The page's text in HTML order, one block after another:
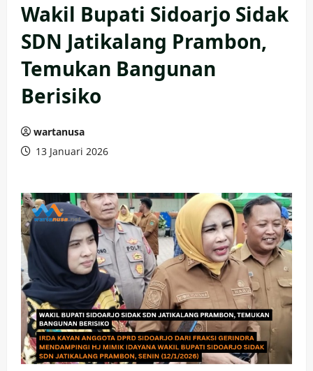
Wakil Bupati Sidoarjo Sidak
SDN Jatikalang Prambon,
Temukan Bangunan
Berisiko
wartanusa
13 Januari 2026